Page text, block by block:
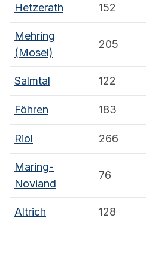
Hetzerath 152
Mehring
(Mosel)
205
Salmtal 122
Föhren 183
Riol 266
Maring-
Noviand
76
Altrich 128